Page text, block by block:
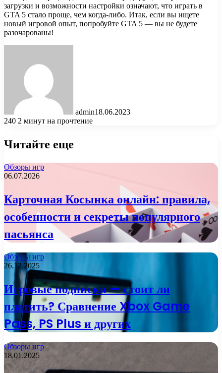
загрузки и возможности настройки означают, что играть в
GTA 5 стало проще, чем когда-либо. Итак, если вы ищете
новый игровой опыт, попробуйте GTA 5 — вы не будете
разочарованы!
admin18.06.2023
240 2 минут на прочтение
Читайте еще
Обзоры игр
06.07.2026
Карточная Косынка онлайн: правила,
особенности и секреты популярного
пасьянса
Обзоры игр
26.12.2025
Игровые подписки — стоит ли
платить? Сравнение Xbox Game
Pass, PS Plus и других
Обзоры игр
18.01.2025